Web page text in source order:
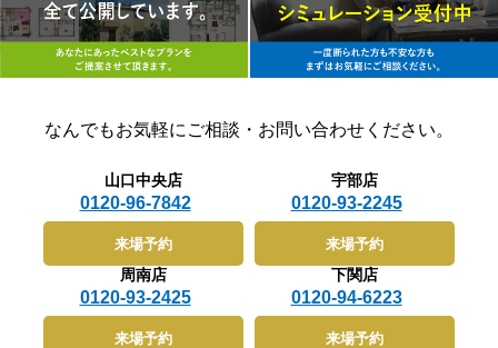
なんでもお気軽に ご相談・お問い合わせください。
山口中央店
0120-96-7842
来場予約
宇部店
0120-93-2245
来場予約
周南店
0120-93-2425
来場予約
下関店
0120-94-6223
来場予約